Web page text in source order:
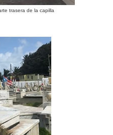
trasera de la capilla